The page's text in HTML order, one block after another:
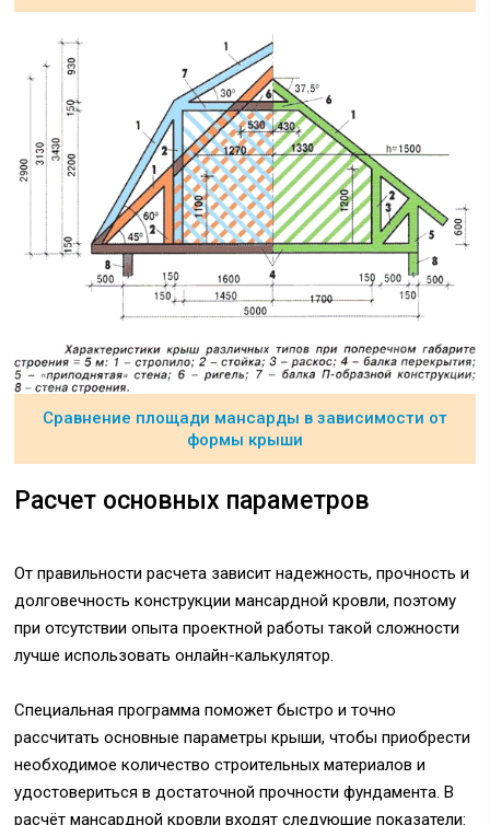
Сравнение площади мансарды в зависимости от
формы крыши
Расчет основных параметров
От правильности расчета зависит надежность, прочность и
долговечность конструкции мансардной кровли, поэтому
при отсутствии опыта проектной работы такой сложности
лучше использовать онлайн-калькулятор.
Специальная программа поможет быстро и точно
рассчитать основные параметры крыши, чтобы приобрести
необходимое количество строительных материалов и
удостовериться в достаточной прочности фундамента. В
расчёт мансардной кровли входят следующие показатели: